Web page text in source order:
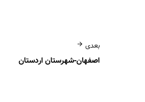
بعدی
اصفهان-شهرستان اردستان